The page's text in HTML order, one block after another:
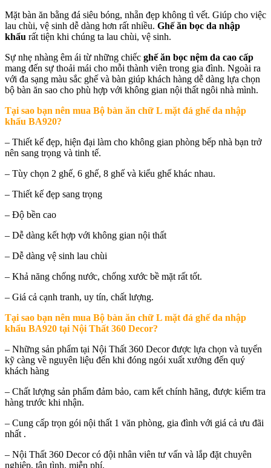
Mặt bàn ăn bằng đá siêu bóng, nhẵn đẹp không tì vết. Giúp cho việc
lau chùi, vệ sinh dễ dàng hơn rất nhiều. Ghế ăn bọc da nhập
khẩu rất tiện khi chúng ta lau chùi, vệ sinh.
Sự nhẹ nhàng êm ái từ những chiếc ghế ăn bọc nệm da cao cấp
mang đến sự thoải mái cho mỗi thành viên trong gia đình. Ngoài ra
với đa sạng màu sắc ghế và bàn giúp khách hàng dễ dàng lựa chọn
bộ bàn ăn sao cho phù hợp với không gian nội thất ngôi nhà mình.
Tại sao bạn nên mua Bộ bàn ăn chữ L mặt đá ghế da nhập
khẩu BA920?
– Thiết kế đẹp, hiện đại làm cho không gian phòng bếp nhà bạn trở
nên sang trọng và tinh tế.
– Tùy chọn 2 ghế, 6 ghế, 8 ghế và kiểu ghế khác nhau.
– Thiết kế đẹp sang trọng
– Độ bền cao
– Dễ dàng kết hợp với không gian nội thất
– Dễ dàng vệ sinh lau chùi
– Khả năng chống nước, chống xước bề mặt rất tốt.
– Giá cả cạnh tranh, uy tín, chất lượng.
Tại sao bạn nên mua Bộ bàn ăn chữ L mặt đá ghế da nhập
khẩu BA920 tại Nội Thất 360 Decor?
– Những sản phẩm tại Nội Thất 360 Decor được lựa chọn và tuyển
kỹ càng về nguyên liệu đến khi đóng ngói xuất xưởng đến quý
khách hàng
– Chất lượng sản phẩm đảm bảo, cam kết chính hãng, được kiểm tra
hàng trước khi nhận.
– Cung cấp trọn gói nội thất 1 văn phòng, gia đình với giá cả ưu đãi
nhất .
– Nội Thất 360 Decor có đội nhân viên tư vấn và lắp đặt chuyên
nghiệp, tận tình, miễn phí.